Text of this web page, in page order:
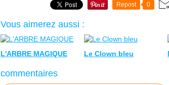
Repost 0
Vous aimerez aussi :
L'ARBRE MAGIQUE Le Clown bleu
commentaires